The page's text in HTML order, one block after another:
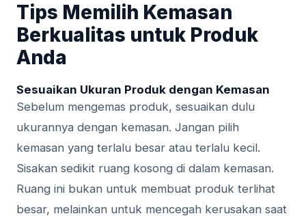
Tips Memilih Kemasan
Berkualitas untuk Produk
Anda
Sesuaikan Ukuran Produk dengan Kemasan
Sebelum mengemas produk, sesuaikan dulu
ukurannya dengan kemasan. Jangan pilih
kemasan yang terlalu besar atau terlalu kecil.
Sisakan sedikit ruang kosong di dalam kemasan.
Ruang ini bukan untuk membuat produk terlihat
besar, melainkan untuk mencegah kerusakan saat